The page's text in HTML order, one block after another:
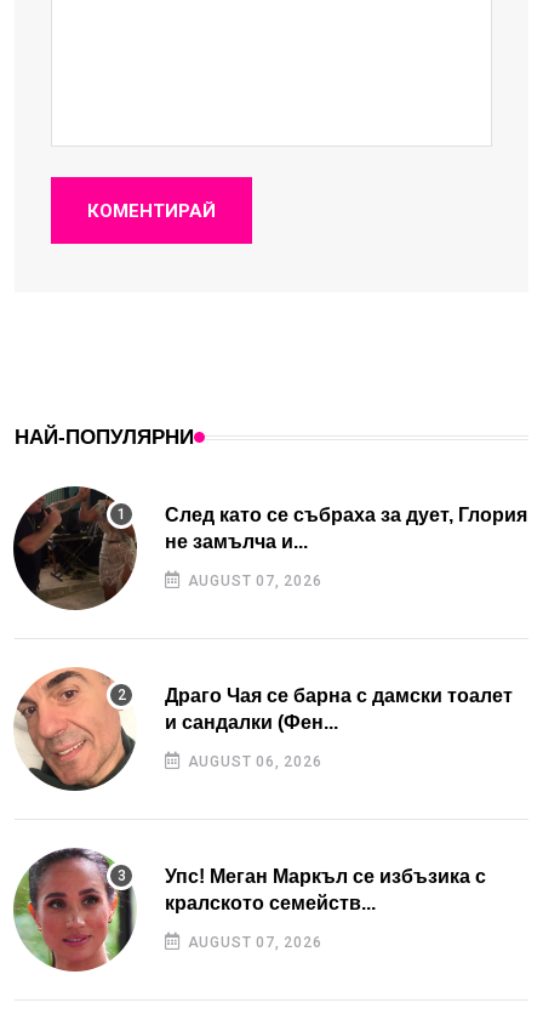
КОМЕНТИРАЙ
НАЙ-ПОПУЛЯРНИ
След като се събраха за дует, Глория
не замълча и...
AUGUST 07, 2026
Драго Чая се барна с дамски тоалет
и сандалки (Фен...
AUGUST 06, 2026
Упс! Меган Маркъл се избъзика с
кралското семейств...
AUGUST 07, 2026